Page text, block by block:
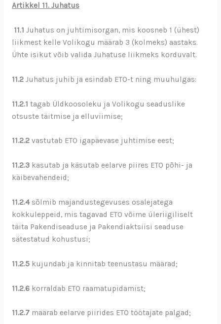
Artikkel 11. Juhatus
11.1 Juhatus on juhtimisorgan, mis koosneb 1 (ühest)
liikmest kelle Volikogu määrab 3 (kolmeks) aastaks.
Ühte isikut võib valida Juhatuse liikmeks korduvalt.
11.2Juhatus juhib ja esindab ETO-t ning muuhulgas:
11.2.1 tagab Üldkoosoleku ja Volikogu seaduslike
otsuste täitmise ja elluviimise;
11.2.2vastutab ETO igapäevase juhtimise eest;
11.2.3kasutab ja käsutab eelarve piires ETO põhi- ja
käibevahendeid;
11.2.4sõlmib majandustegevuses osalejatega
kokkuleppeid, mis tagavad ETO võime üleriigiliselt
täita Pakendiseaduse ja Pakendiaktsiisi seaduse
sätestatud kohustusi;
11.2.5kujundab ja kinnitab teenustasu määrad;
11.2.6korraldab ETO raamatupidamist;
11.2.7määrab eelarve piirides ETO töötajate palgad;